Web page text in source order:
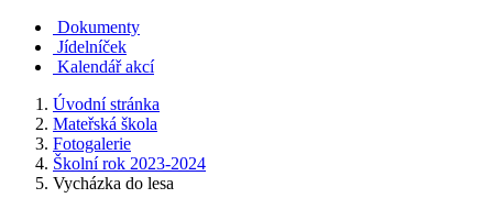
Dokumenty
Jídelníček
Kalendář akcí
Úvodní stránka
Mateřská škola
Fotogalerie
Školní rok 2023-2024
Vycházka do lesa